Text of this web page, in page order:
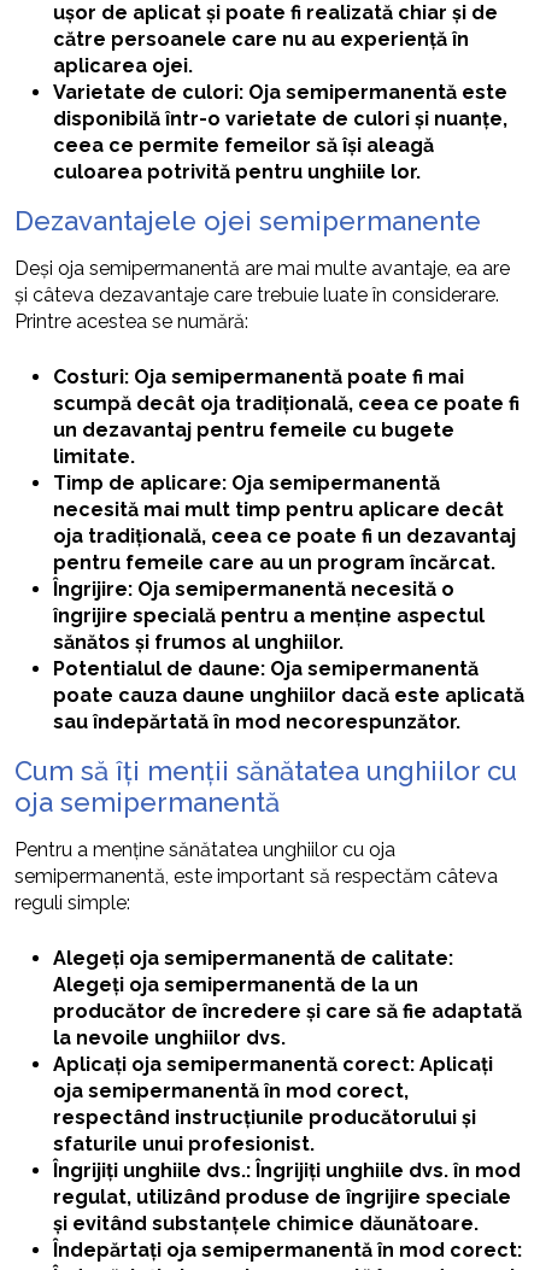
ușor de aplicat și poate fi realizată chiar și de
către persoanele care nu au experiență în
aplicarea ojei.
Varietate de culori: Oja semipermanentă este
disponibilă într-o varietate de culori și nuanțe,
ceea ce permite femeilor să își aleagă
culoarea potrivită pentru unghiile lor.
Dezavantajele ojei semipermanente
Deși oja semipermanentă are mai multe avantaje, ea are
și câteva dezavantaje care trebuie luate în considerare.
Printre acestea se numără:
Costuri: Oja semipermanentă poate fi mai
scumpă decât oja tradițională, ceea ce poate fi
un dezavantaj pentru femeile cu bugete
limitate.
Timp de aplicare: Oja semipermanentă
necesită mai mult timp pentru aplicare decât
oja tradițională, ceea ce poate fi un dezavantaj
pentru femeile care au un program încărcat.
Îngrijire: Oja semipermanentă necesită o
îngrijire specială pentru a menține aspectul
sănătos și frumos al unghiilor.
Potentialul de daune: Oja semipermanentă
poate cauza daune unghiilor dacă este aplicată
sau îndepărtată în mod necorespunzător.
Cum să îți menții sănătatea unghiilor cu
oja semipermanentă
Pentru a menține sănătatea unghiilor cu oja
semipermanentă, este important să respectăm câteva
reguli simple:
Alegeți oja semipermanentă de calitate:
Alegeți oja semipermanentă de la un
producător de încredere și care să fie adaptată
la nevoile unghiilor dvs.
Aplicați oja semipermanentă corect: Aplicați
oja semipermanentă în mod corect,
respectând instrucțiunile producătorului și
sfaturile unui profesionist.
Îngrijiți unghiile dvs.: Îngrijiți unghiile dvs. în mod
regulat, utilizând produse de îngrijire speciale
și evitând substanțele chimice dăunătoare.
Îndepărtați oja semipermanentă în mod corect: